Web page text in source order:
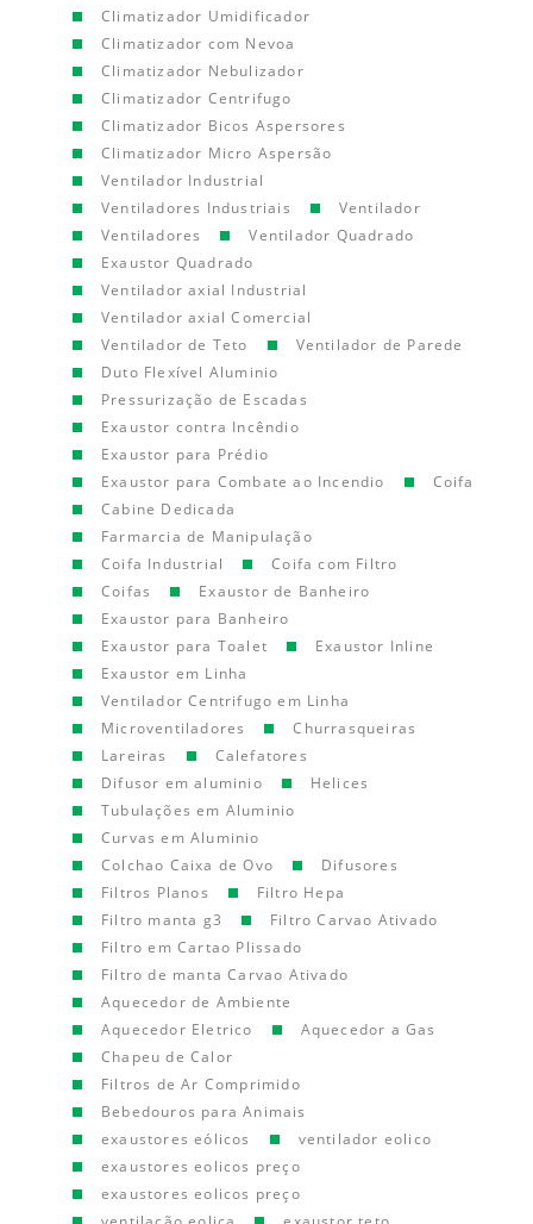
Climatizador Umidificador
Climatizador com Nevoa
Climatizador Nebulizador
Climatizador Centrifugo
Climatizador Bicos Aspersores
Climatizador Micro Aspersão
Ventilador Industrial
Ventiladores Industriais
Ventilador
Ventiladores
Ventilador Quadrado
Exaustor Quadrado
Ventilador axial Industrial
Ventilador axial Comercial
Ventilador de Teto
Ventilador de Parede
Duto Flexível Aluminio
Pressurização de Escadas
Exaustor contra Incêndio
Exaustor para Prédio
Exaustor para Combate ao Incendio
Coifa
Cabine Dedicada
Farmarcia de Manipulação
Coifa Industrial
Coifa com Filtro
Coifas
Exaustor de Banheiro
Exaustor para Banheiro
Exaustor para Toalet
Exaustor Inline
Exaustor em Linha
Ventilador Centrifugo em Linha
Microventiladores
Churrasqueiras
Lareiras
Calefatores
Difusor em aluminio
Helices
Tubulações em Aluminio
Curvas em Aluminio
Colchao Caixa de Ovo
Difusores
Filtros Planos
Filtro Hepa
Filtro manta g3
Filtro Carvao Ativado
Filtro em Cartao Plissado
Filtro de manta Carvao Ativado
Aquecedor de Ambiente
Aquecedor Eletrico
Aquecedor a Gas
Chapeu de Calor
Filtros de Ar Comprimido
Bebedouros para Animais
exaustores eólicos
ventilador eolico
exaustores eolicos preço
exaustores eolicos preço